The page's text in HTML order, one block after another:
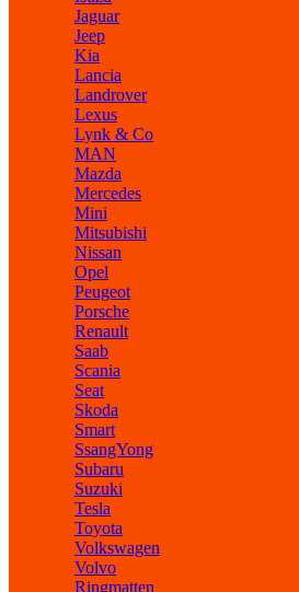
Jaguar
Jeep
Kia
Lancia
Landrover
Lexus
Lynk & Co
MAN
Mazda
Mercedes
Mini
Mitsubishi
Nissan
Opel
Peugeot
Porsche
Renault
Saab
Scania
Seat
Skoda
Smart
SsangYong
Subaru
Suzuki
Tesla
Toyota
Volkswagen
Volvo
Ringmatten